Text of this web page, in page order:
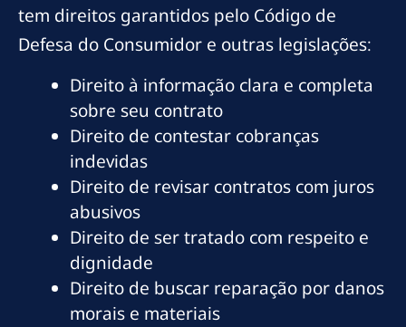
tem direitos garantidos pelo Código de
Defesa do Consumidor e outras legislações:
Direito à informação clara e completa
sobre seu contrato
Direito de contestar cobranças
indevidas
Direito de revisar contratos com juros
abusivos
Direito de ser tratado com respeito e
dignidade
Direito de buscar reparação por danos
morais e materiais